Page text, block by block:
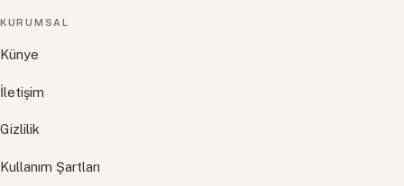
KURUMSAL
Künye
İletişim
Gizlilik
Kullanım Şartları